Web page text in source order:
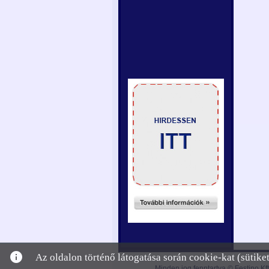
info
Az oldalon történő látogatása során cookie-kat